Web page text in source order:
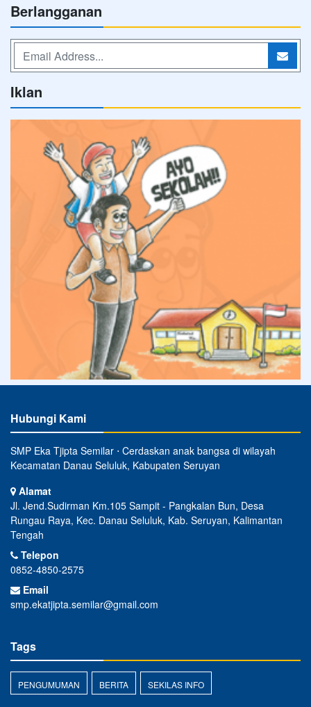
Berlangganan
Iklan
Hubungi Kami
SMP Eka Tjipta Semilar ⋅ Cerdaskan anak bangsa di wilayah
Kecamatan Danau Seluluk, Kabupaten Seruyan
Alamat
Jl. Jend.Sudirman Km.105 Sampit - Pangkalan Bun, Desa
Rungau Raya, Kec. Danau Seluluk, Kab. Seruyan, Kalimantan
Tengah
Telepon
0852-4850-2575
Email
smp.ekatjipta.semilar@gmail.com
Tags
PENGUMUMAN BERITA SEKILAS INFO